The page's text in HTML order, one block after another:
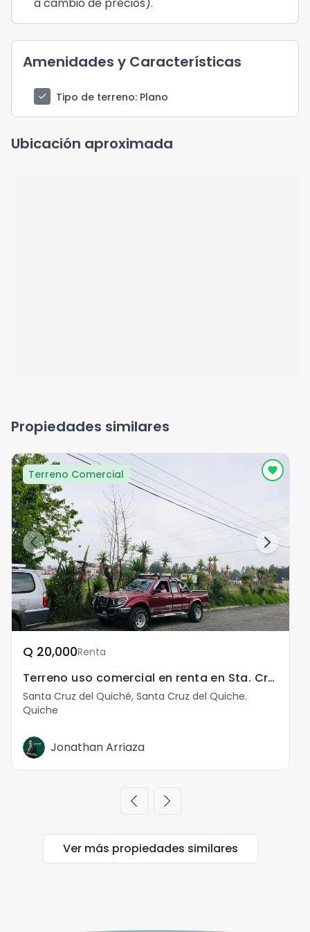
Amenidades y Características
check Tipo de terreno: Plano
Ubicación aproximada
Propiedades similares
Terreno Comercial
Q	20,000Renta
Terreno uso comercial en renta en Sta. Cruz del Quiché
Santa Cruz del Quiché, Santa Cruz del Quiche.
Quiche
Jonathan Arriaza
chevron_left chevron_right
Ver más propiedades similares